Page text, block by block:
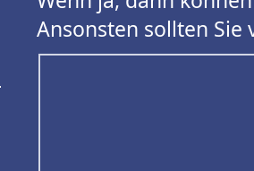
Ansonsten sollten